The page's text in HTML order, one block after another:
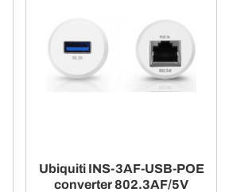
Ubiquiti INS-3AF-USB-POE
converter 802.3AF/5V